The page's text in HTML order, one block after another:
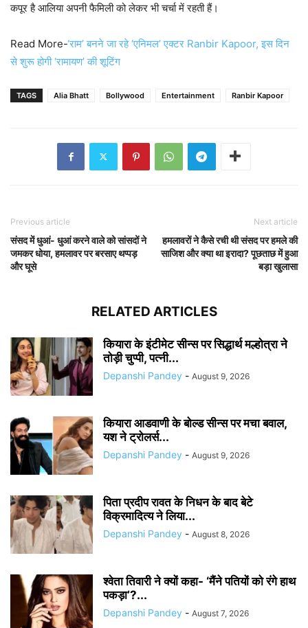
कपूर है आलिया अपनी फैमिली को लेकर भी चर्चा में रहती हैं।
Read More-‘राम’ बनने जा रहे ‘एनिमल’ एक्टर Ranbir Kapoor, इस दिन
से शुरू होगी ‘रामायण’ की शूटिंग
TAGS Alia Bhatt Bollywood Entertainment Ranbir Kapoor
Previous article
संसद में धुआं- धुआं करने वाले को सांसदों ने
जमकर धोया, हमलावर पर बरसाए थप्पड़
और घूसे
Next article
हमलावरों ने कैसे रची थी संसद पर हमले की
साजिश और क्या था इरादा? पूछताछ में हुआ
बड़ा खुलासा
RELATED ARTICLES
कियारा के इंटीमेट सीन्स पर सिद्धार्थ मल्होत्रा ने
तोड़ी चुप्पी, पत्नी...
Depanshi Pandey - August 9, 2026
कियारा आडवाणी के बोल्ड सीन्स पर मचा बवाल,
यश ने ट्रोलर्स...
Depanshi Pandey - August 9, 2026
पिता प्रदीप रावत के निधन के बाद बेटे
विक्रमादित्य ने लिया...
Depanshi Pandey - August 8, 2026
श्वेता तिवारी ने क्यों कहा- ‘मैंने पतियों को रंगे हाथ
पकड़ा’?...
Depanshi Pandey - August 7, 2026